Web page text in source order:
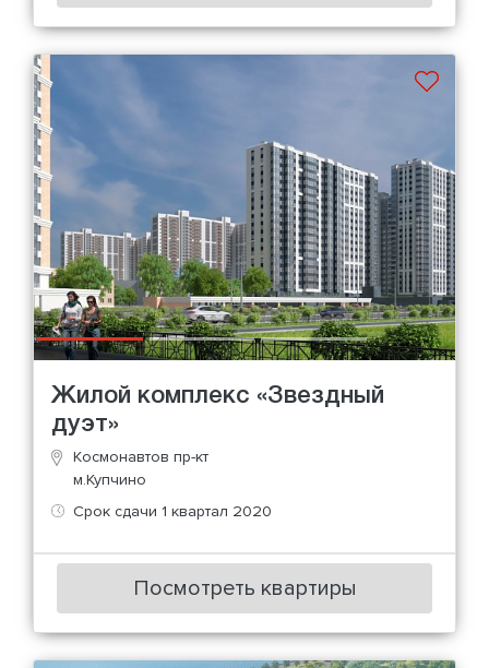
Жилой комплекс «Звездный
дуэт»
Космонавтов пр-кт
м.Купчино
Срок сдачи 1 квартал 2020
Посмотреть квартиры